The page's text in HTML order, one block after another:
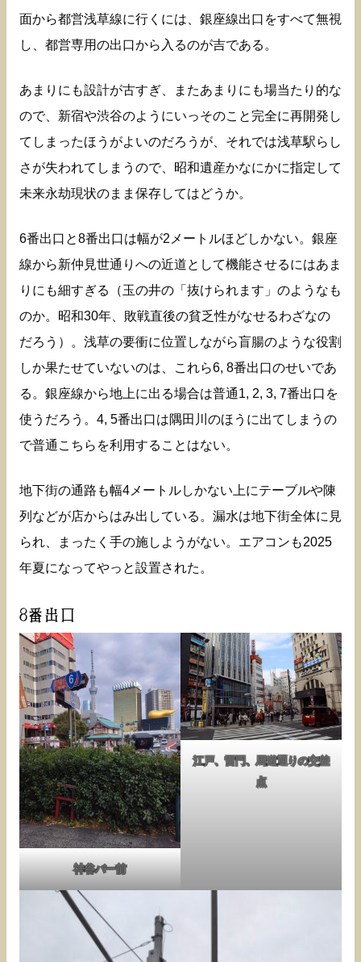
面から都営浅草線に行くには、銀座線出口をすべて無視
し、都営専用の出口から入るのが吉である。
あまりにも設計が古すぎ、またあまりにも場当たり的な
ので、新宿や渋谷のようにいっそのこと完全に再開発し
てしまったほうがよいのだろうが、それでは浅草駅らし
さが失われてしまうので、昭和遺産かなにかに指定して
未来永劫現状のまま保存してはどうか。
6番出口と8番出口は幅が2メートルほどしかない。銀座
線から新仲見世通りへの近道として機能させるにはあま
りにも細すぎる（玉の井の「抜けられます」のようなも
のか。昭和30年、敗戦直後の貧乏性がなせるわざなの
だろう）。浅草の要衝に位置しながら盲腸のような役割
しか果たせていないのは、これら6, 8番出口のせいであ
る。銀座線から地上に出る場合は普通1, 2, 3, 7番出口を
使うだろう。4, 5番出口は隅田川のほうに出てしまうの
で普通こちらを利用することはない。
地下街の通路も幅4メートルしかない上にテーブルや陳
列などが店からはみ出している。漏水は地下街全体に見
られ、まったく手の施しようがない。エアコンも2025
年夏になってやっと設置された。
8番出口
神谷バー前
江戸、雷門、馬道通りの交差
点